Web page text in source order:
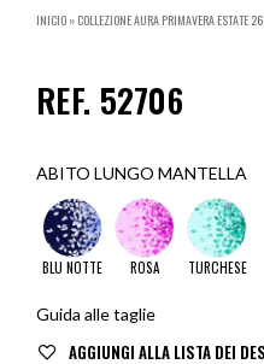
INICIO » COLLEZIONE AURA PRIMAVERA ESTATE 26
REF. 52706
ABITO LUNGO MANTELLA
BLU NOTTE ROSA TURCHESE
Guida alle taglie